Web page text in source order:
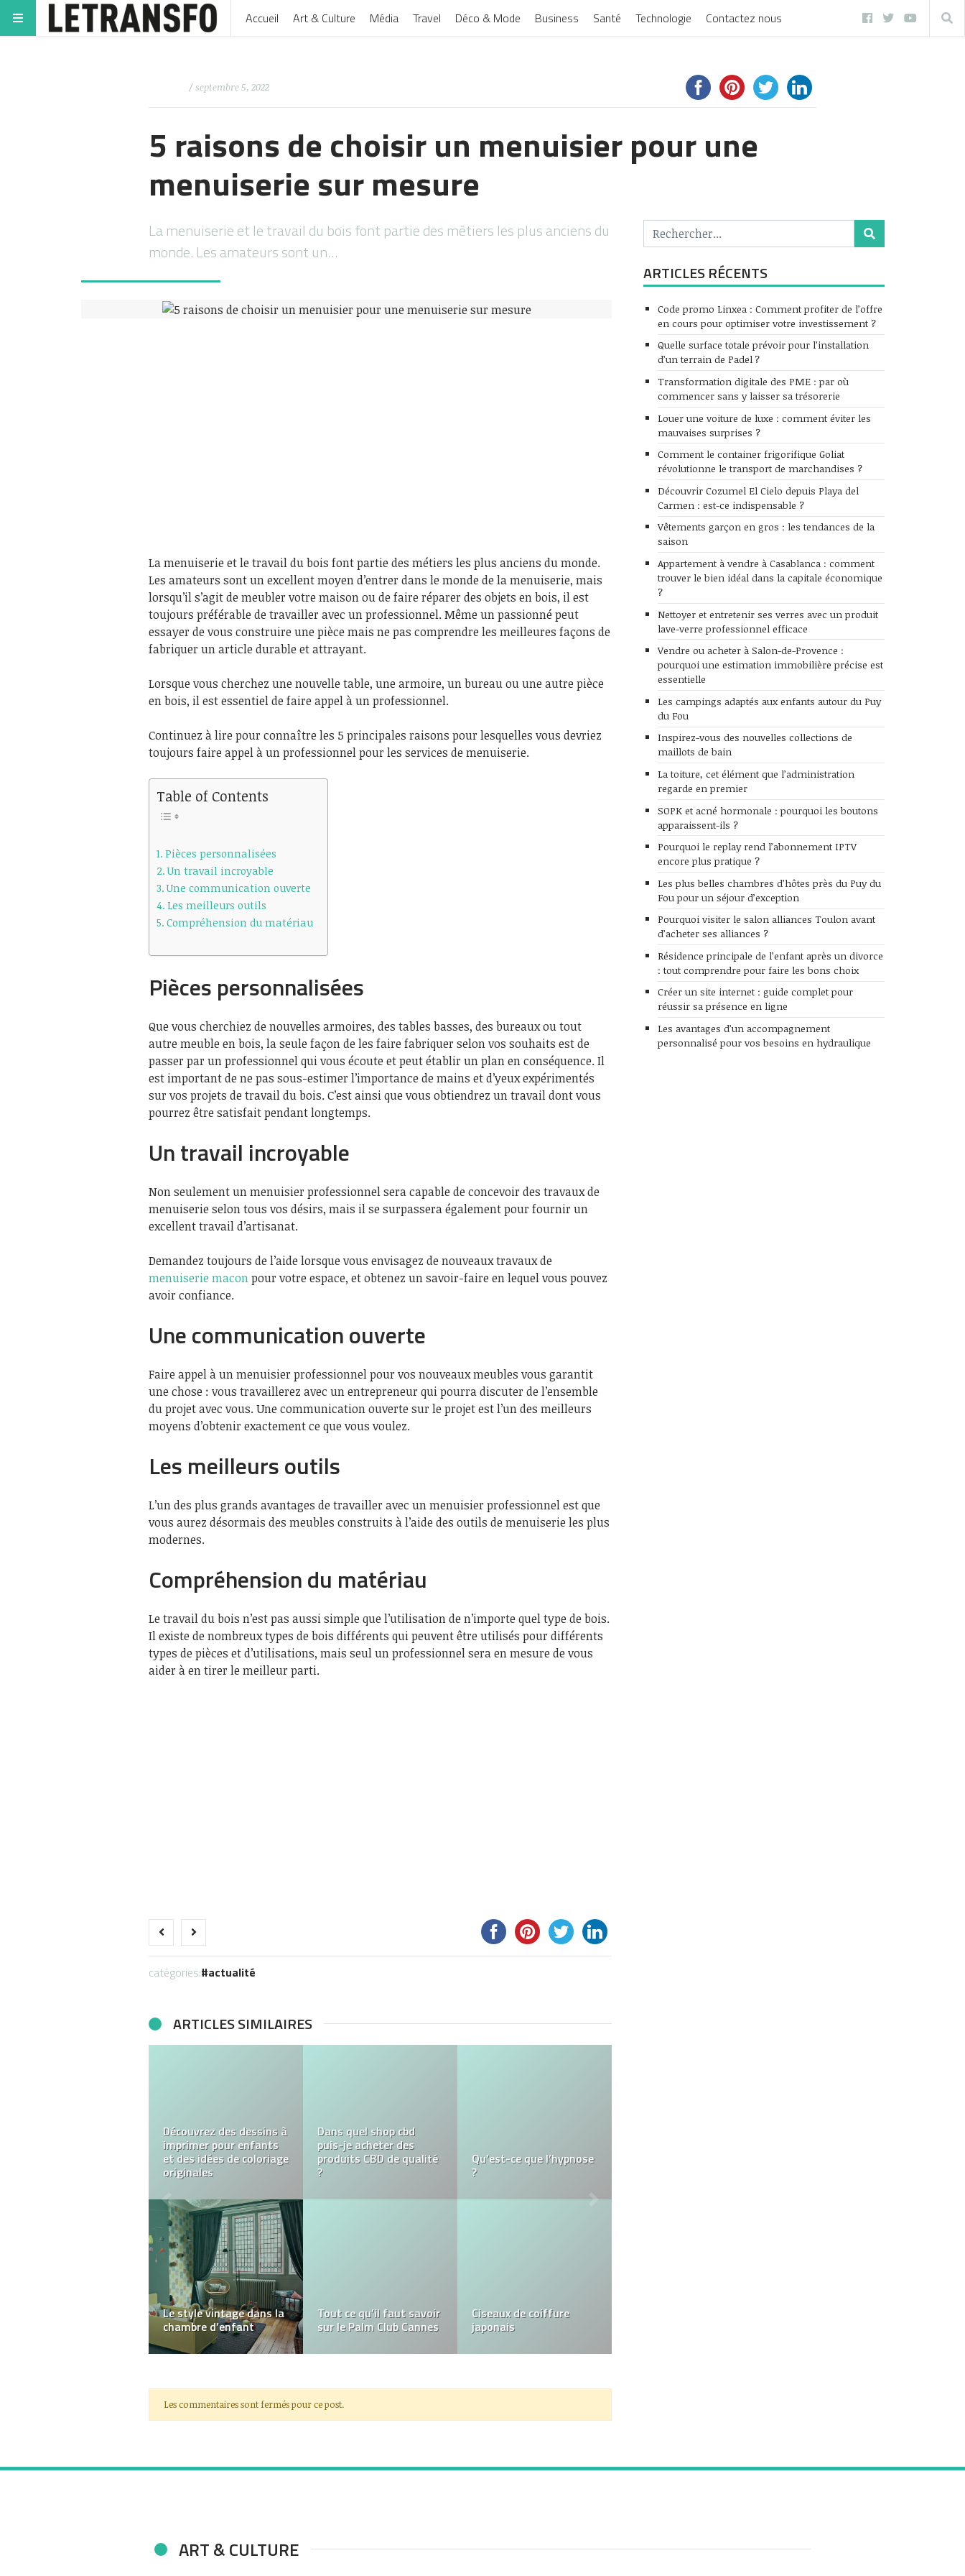
Accueil Art & Culture Média Travel Déco & Mode Business Santé Technologie Contactez nous
/ septembre 5, 2022
5 raisons de choisir un menuisier pour une
menuiserie sur mesure
La menuiserie et le travail du bois font partie des métiers les plus anciens du
monde. Les amateurs sont un…
La menuiserie et le travail du bois font partie des métiers les plus anciens du monde.
Les amateurs sont un excellent moyen d’entrer dans le monde de la menuiserie, mais
lorsqu’il s’agit de meubler votre maison ou de faire réparer des objets en bois, il est
toujours préférable de travailler avec un professionnel. Même un passionné peut
essayer de vous construire une pièce mais ne pas comprendre les meilleures façons de
fabriquer un article durable et attrayant.
Lorsque vous cherchez une nouvelle table, une armoire, un bureau ou une autre pièce
en bois, il est essentiel de faire appel à un professionnel.
Continuez à lire pour connaître les 5 principales raisons pour lesquelles vous devriez
toujours faire appel à un professionnel pour les services de menuiserie.
Table of Contents
Pièces personnalisées
Un travail incroyable
Une communication ouverte
Les meilleurs outils
Compréhension du matériau
Pièces personnalisées
Que vous cherchiez de nouvelles armoires, des tables basses, des bureaux ou tout
autre meuble en bois, la seule façon de les faire fabriquer selon vos souhaits est de
passer par un professionnel qui vous écoute et peut établir un plan en conséquence. Il
est important de ne pas sous-estimer l’importance de mains et d’yeux expérimentés
sur vos projets de travail du bois. C’est ainsi que vous obtiendrez un travail dont vous
pourrez être satisfait pendant longtemps.
Un travail incroyable
Non seulement un menuisier professionnel sera capable de concevoir des travaux de
menuiserie selon tous vos désirs, mais il se surpassera également pour fournir un
excellent travail d’artisanat.
Demandez toujours de l’aide lorsque vous envisagez de nouveaux travaux de
menuiserie maconpour votre espace, et obtenez un savoir-faire en lequel vous pouvez
avoir confiance.
Une communication ouverte
Faire appel à un menuisier professionnel pour vos nouveaux meubles vous garantit
une chose : vous travaillerez avec un entrepreneur qui pourra discuter de l’ensemble
du projet avec vous. Une communication ouverte sur le projet est l’un des meilleurs
moyens d’obtenir exactement ce que vous voulez.
Les meilleurs outils
L’un des plus grands avantages de travailler avec un menuisier professionnel est que
vous aurez désormais des meubles construits à l’aide des outils de menuiserie les plus
modernes.
Compréhension du matériau
Le travail du bois n’est pas aussi simple que l’utilisation de n’importe quel type de bois.
Il existe de nombreux types de bois différents qui peuvent être utilisés pour différents
types de pièces et d’utilisations, mais seul un professionnel sera en mesure de vous
aider à en tirer le meilleur parti.
catégories: actualité
ARTICLES SIMILAIRES
Les éléments à prendre
en compte lors de
l’achat de vêtements de
sport
Le Femdom : pourquoi
est-il populaire ?
impressionner vos
invités !
Retrouver confiance et
estime de soi grâce au
coaching ?
abonnement IPTV : Ce
qu’il faut savoir
Pourquoi porter des
culottes menstruelles ?
Les commentaires sont fermés pour ce post.
ARTICLES RÉCENTS
Code promo Linxea : Comment profiter de l’offre
en cours pour optimiser votre investissement ?
Quelle surface totale prévoir pour l’installation
d’un terrain de Padel ?
Transformation digitale des PME : par où
commencer sans y laisser sa trésorerie
Louer une voiture de luxe : comment éviter les
mauvaises surprises ?
Comment le container frigorifique Goliat
révolutionne le transport de marchandises ?
Découvrir Cozumel El Cielo depuis Playa del
Carmen : est-ce indispensable ?
Vêtements garçon en gros : les tendances de la
saison
Appartement à vendre à Casablanca : comment
trouver le bien idéal dans la capitale économique
?
Nettoyer et entretenir ses verres avec un produit
lave-verre professionnel efficace
Vendre ou acheter à Salon-de-Provence :
pourquoi une estimation immobilière précise est
essentielle
Les campings adaptés aux enfants autour du Puy
du Fou
Inspirez-vous des nouvelles collections de
maillots de bain
La toiture, cet élément que l’administration
regarde en premier
SOPK et acné hormonale : pourquoi les boutons
apparaissent-ils ?
Pourquoi le replay rend l’abonnement IPTV
encore plus pratique ?
Les plus belles chambres d’hôtes près du Puy du
Fou pour un séjour d’exception
Pourquoi visiter le salon alliances Toulon avant
d’acheter ses alliances ?
Résidence principale de l’enfant après un divorce
: tout comprendre pour faire les bons choix
Créer un site internet : guide complet pour
réussir sa présence en ligne
Les avantages d’un accompagnement
personnalisé pour vos besoins en hydraulique
ART & CULTURE